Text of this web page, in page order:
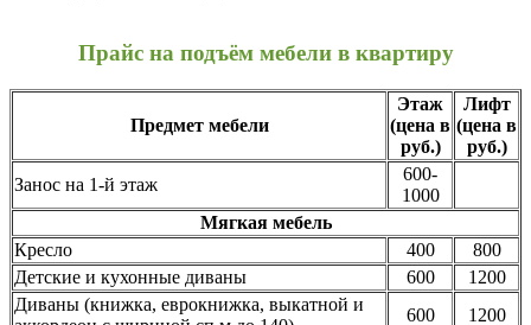
Прайс на подъём мебели в квартиру
Предмет мебели
Этаж
(цена в
руб.)
Лифт
(цена в
руб.)
Занос на 1-й этаж
600-
1000
Мягкая мебель
Кресло
400
800
Детские и кухонные диваны
600
1200
Диваны (книжка, еврокнижка, выкатной и
600
1200